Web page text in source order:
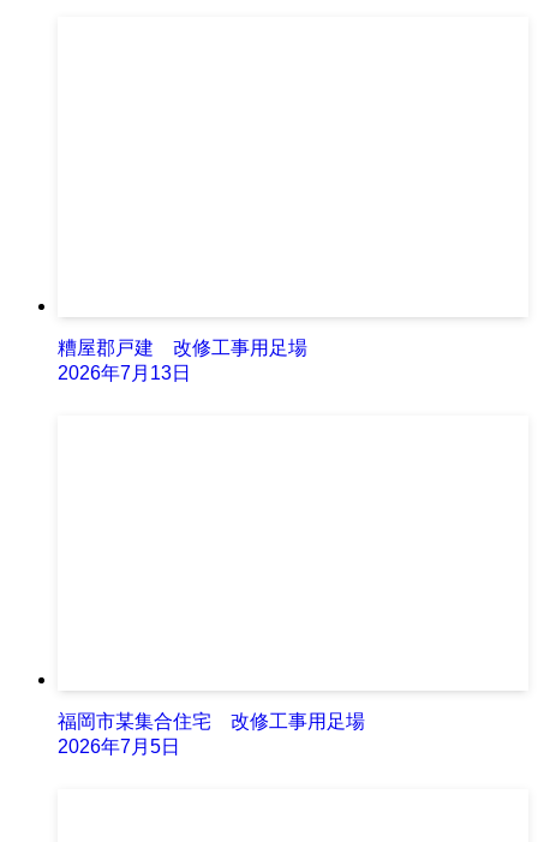
糟屋郡戸建 改修工事用足場
2026年7月13日
福岡市某集合住宅 改修工事用足場
2026年7月5日